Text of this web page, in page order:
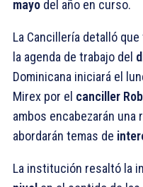
mayo del año en curso.
La Cancillería detalló
la agenda de trabajo del
Dominicana iniciará el
Mirex por el canciller
ambos encabezarán una
abordarán temas de
La institución resaltó la